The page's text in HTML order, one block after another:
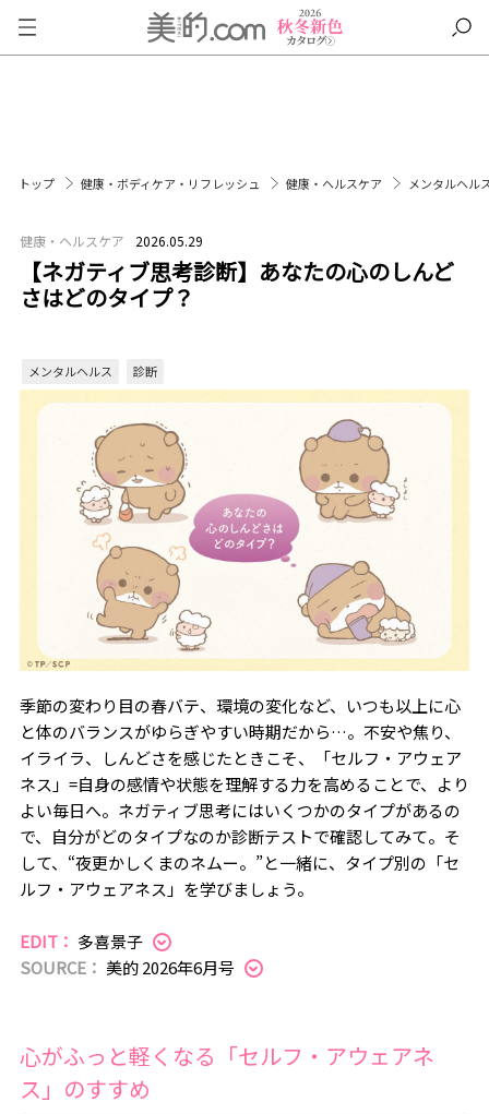
トップ 健康・ボディケア・リフレッシュ 健康・ヘルスケア メンタルヘル
健康・ヘルスケア 2026.05.29
【ネガティブ思考診断】あなたの心のしんど
さはどのタイプ？
メンタルヘルス 診断
季節の変わり目の春バテ、環境の変化など、いつも以上に心
と体のバランスがゆらぎやすい時期だから…。不安や焦り、
イライラ、しんどさを感じたときこそ、「セルフ・アウェア
ネス」=自身の感情や状態を理解する力を高めることで、より
よい毎日へ。ネガティブ思考にはいくつかのタイプがあるの
で、自分がどのタイプなのか診断テストで確認してみて。そ
して、“夜更かしくまのネムー。”と一緒に、タイプ別の「セ
ルフ・アウェアネス」を学びましょう。
EDIT： 多喜景子
SOURCE： 美的 2026年6月号
心がふっと軽くなる「セルフ・アウェアネ
ス」のすすめ